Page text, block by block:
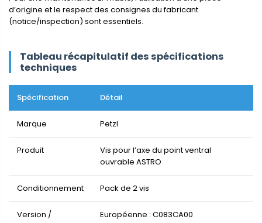
d’origine et le respect des consignes du fabricant
(notice/inspection) sont essentiels.
Tableau récapitulatif des spécifications
techniques
Spécification Détail
Marque Petzl
Produit
Vis pour l’axe du point ventral
ouvrable ASTRO
Conditionnement Pack de 2 vis
Version /
Européenne : C083CA00